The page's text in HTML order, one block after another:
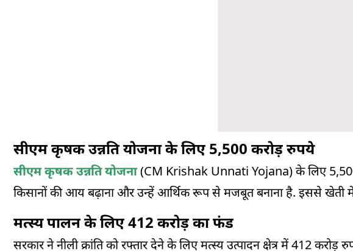
सीएम कृषक उन्नति योजना के लिए 5,500 करोड़ रुपये
सीएम कृषक उन्नति योजना(CM Krishak Unnati Yojana) के लिए 5,500
किसानों की आय बढ़ाना और उन्हें आर्थिक रूप से मजबूत बनाना है. इससे खेती
मत्स्य पालन के लिए 412 करोड़ का फंड
सरकार ने नीली क्रांति को रफ्तार देने के लिए मत्स्य उत्पादन क्षेत्र में 412